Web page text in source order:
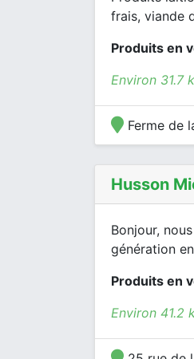
frais, viande
Produits en
Environ 31.7
Ferme de
Husson
Bonjour,
génération
Produits en
Environ 41.2